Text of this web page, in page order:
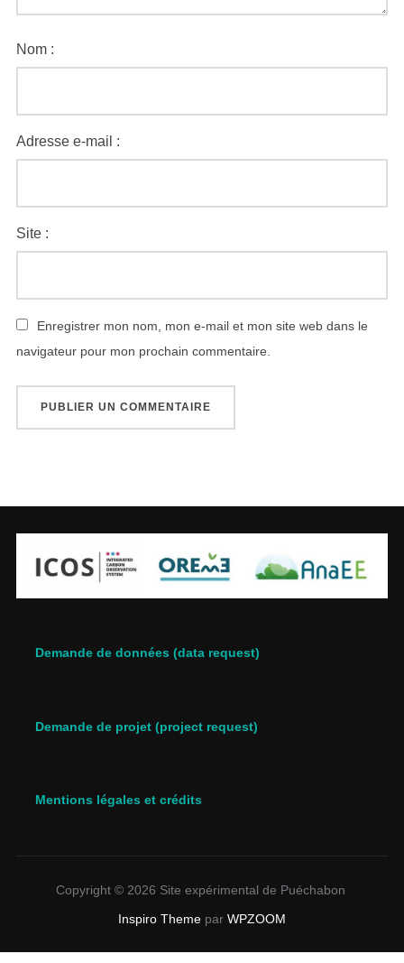
Nom :
Adresse e-mail :
Site :
Enregistrer mon nom, mon e-mail et mon site web dans le
navigateur pour mon prochain commentaire.
Demande de données (data request)
Demande de projet (project request)
Mentions légales et crédits
Copyright © 2026 Site expérimental de Puéchabon
Inspiro Theme par WPZOOM